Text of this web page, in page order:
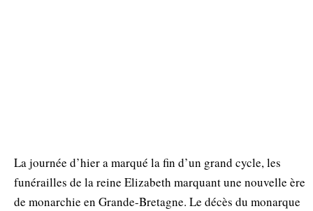
La journée d’hier a marqué la fin d’un grand cycle, les
funérailles de la reine Elizabeth marquant une nouvelle ère
de monarchie en Grande-Bretagne. Le décès du monarque